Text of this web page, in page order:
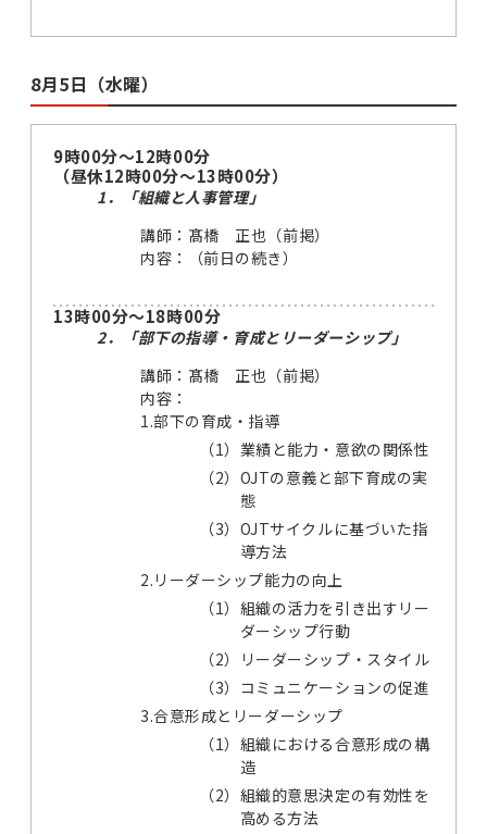
8月5日（水曜）
9時00分～12時00分
（昼休12時00分～13時00分）
1．「組織と人事管理」
講師：髙橋 正也（前掲）
内容：（前日の続き）
13時00分～18時00分
2．「部下の指導・育成とリーダーシップ」
講師：髙橋 正也（前掲）
内容：
1.部下の育成・指導
（1） 業績と能力・意欲の関係性
（2） OJTの意義と部下育成の実
態
（3） OJTサイクルに基づいた指
導方法
2.リーダーシップ能力の向上
（1） 組織の活力を引き出すリー
ダーシップ行動
（2）
リーダーシップ・スタイル
（3） コミュニケーションの促進
3.合意形成とリーダーシップ
（1） 組織における合意形成の構
造
（2） 組織的意思決定の有効性を
高める方法